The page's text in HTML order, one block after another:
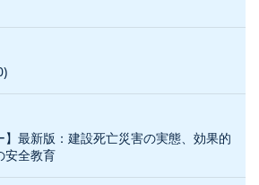
】最新版：建設死亡災害の実態、効果的
安全教育